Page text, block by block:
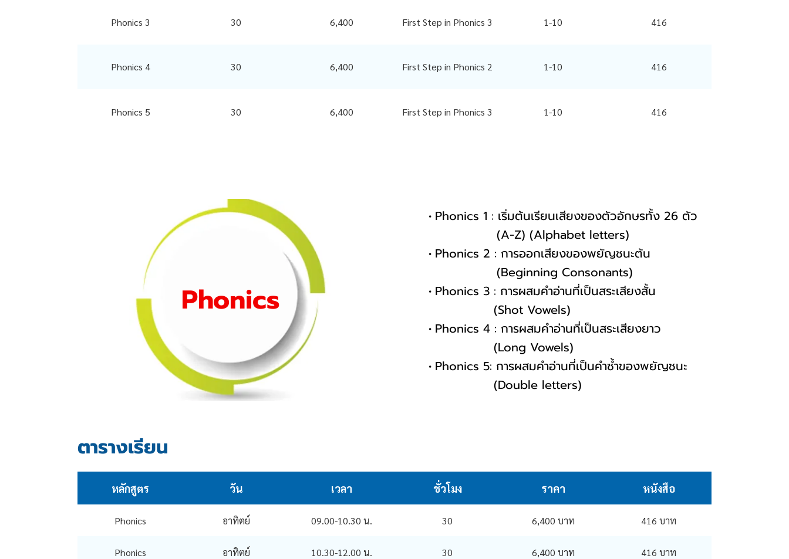
Phonics 3 30 6,400 First Step in Phonics 3 1-10 416
Phonics 4 30 6,400 First Step in Phonics 2 1-10 416
Phonics 5 30 6,400 First Step in Phonics 3 1-10 416
Phonics
PHONICS
เน้นการออกเสียง
ผสมคำ
Phonics 1 : เริ่มต้นเรียนเสียงของตัวอักษรทั้ง 26 ตัว
(A-Z) (Alphabet letters)
Phonics 2 : การออกเสียงของพยัญชนะต้น
(Beginning Consonants)
Phonics 3 : การผสมคำอ่านที่เป็นสระเสียงสั้น
(Shot Vowels)
Phonics 4 : การผสมคำอ่านที่เป็นสระเสียงยาว
(Long Vowels)
Phonics 5: การผสมคำอ่านที่เป็นคำซ้ำของพยัญชนะ
(Double letters)
ตารางเรียน
หลักสูตร วัน เวลา ชั่วโมง ราคา หนังสือ
Phonics อาทิตย์ 09.00-10.30 น. 30 6,400 บาท 416 บาท
Phonics อาทิตย์ 10.30-12.00 น. 30 6,400 บาท 416 บาท